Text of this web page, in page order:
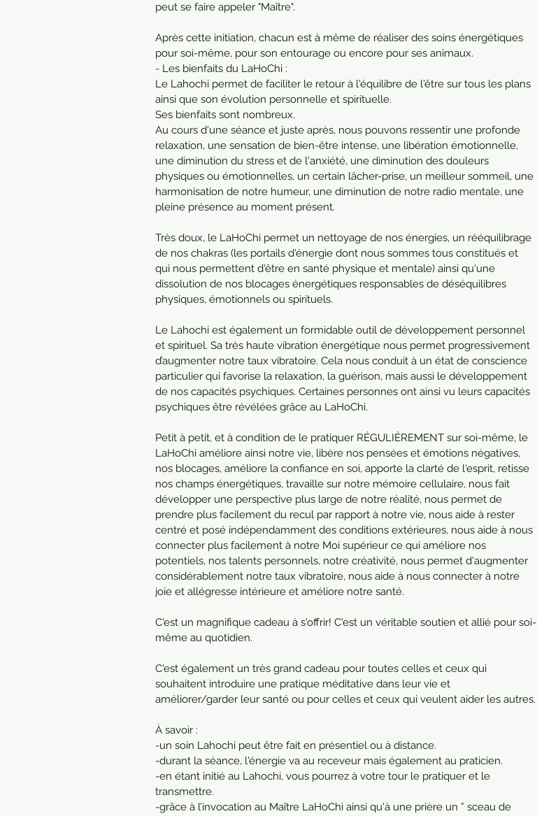
peut se faire appeler "Maître".
Après cette initiation, chacun est à même de réaliser des soins énergétiques
pour soi-même, pour son entourage ou encore pour ses animaux.
- Les bienfaits du LaHoChi :
Le Lahochi permet de faciliter le retour à l'équilibre de l'être sur tous les plans
ainsi que son évolution personnelle et spirituelle.
Ses bienfaits sont nombreux.
Au cours d'une séance et juste après, nous pouvons ressentir une profonde
relaxation, une sensation de bien-être intense, une libération émotionnelle,
une diminution du stress et de l'anxiété, une diminution des douleurs
physiques ou émotionnelles, un certain lâcher-prise, un meilleur sommeil, une
harmonisation de notre humeur, une diminution de notre radio mentale, une
pleine présence au moment présent.
Très doux, le LaHoChi permet un nettoyage de nos énergies, un rééquilibrage
de nos chakras (les portails d'énergie dont nous sommes tous constitués et
qui nous permettent d'être en santé physique et mentale) ainsi qu'une
dissolution de nos blocages énergétiques responsables de déséquilibres
physiques, émotionnels ou spirituels.
Le Lahochi est également un formidable outil de développement personnel
et spirituel. Sa très haute vibration énergétique nous permet progressivement
d’augmenter notre taux vibratoire. Cela nous conduit à un état de conscience
particulier qui favorise la relaxation, la guérison, mais aussi le développement
de nos capacités psychiques. Certaines personnes ont ainsi vu leurs capacités
psychiques être révélées grâce au LaHoChi.
Petit à petit, et à condition de le pratiquer RÉGULIÈREMENT sur soi-même, le
LaHoChi améliore ainsi notre vie, libère nos pensées et émotions négatives,
nos blocages, améliore la confiance en soi, apporte la clarté de l'esprit, retisse
nos champs énergétiques, travaille sur notre mémoire cellulaire, nous fait
développer une perspective plus large de notre réalité, nous permet de
prendre plus facilement du recul par rapport à notre vie, nous aide à rester
centré et posé indépendamment des conditions extérieures, nous aide à nous
connecter plus facilement à notre Moi supérieur ce qui améliore nos
potentiels, nos talents personnels, notre créativité, nous permet d'augmenter
considérablement notre taux vibratoire, nous aide à nous connecter à notre
joie et allégresse intérieure et améliore notre santé.
C'est un magnifique cadeau à s'offrir! C'est un véritable soutien et allié pour soi-
même au quotidien.
C'est également un très grand cadeau pour toutes celles et ceux qui
souhaitent introduire une pratique méditative dans leur vie et
améliorer/garder leur santé ou pour celles et ceux qui veulent aider les autres.
À savoir :
-un soin Lahochi peut être fait en présentiel ou à distance.
-durant la séance, l'énergie va au receveur mais également au praticien.
-en étant initié au Lahochi, vous pourrez à votre tour le pratiquer et le
transmettre.
-grâce à l’invocation au Maître LaHoChi ainsi qu'à une prière un ” sceau de